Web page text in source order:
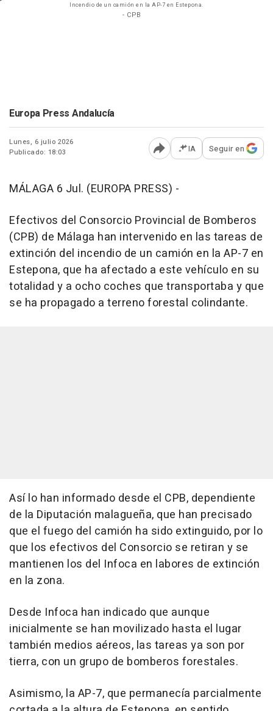
Incendio de un camión en la AP-7 en Estepona.
- CPB
Europa Press Andalucía
Lunes, 6 julio 2026
Publicado: 18:03
Abrir opciones para
IA Seguir en
MÁLAGA 6 Jul. (EUROPA PRESS) -
Efectivos del Consorcio Provincial de Bomberos
(CPB) de Málaga han intervenido en las tareas de
extinción del incendio de un camión en la AP-7 en
Estepona, que ha afectado a este vehículo en su
totalidad y a ocho coches que transportaba y que
se ha propagado a terreno forestal colindante.
Así lo han informado desde el CPB, dependiente
de la Diputación malagueña, que han precisado
que el fuego del camión ha sido extinguido, por lo
que los efectivos del Consorcio se retiran y se
mantienen los del Infoca en labores de extinción
en la zona.
Desde Infoca han indicado que aunque
inicialmente se han movilizado hasta el lugar
también medios aéreos, las tareas ya son por
tierra, con un grupo de bomberos forestales.
Asimismo, la AP-7, que permanecía parcialmente